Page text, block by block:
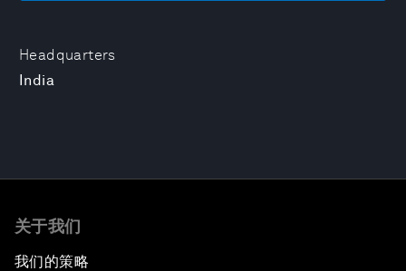
Headquarters
India
关于我们
我们的策略